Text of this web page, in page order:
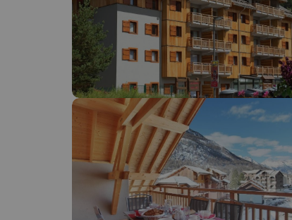
Ops, non abbiamo trovato alcun
Sembra che il nostro ricercatore abbia